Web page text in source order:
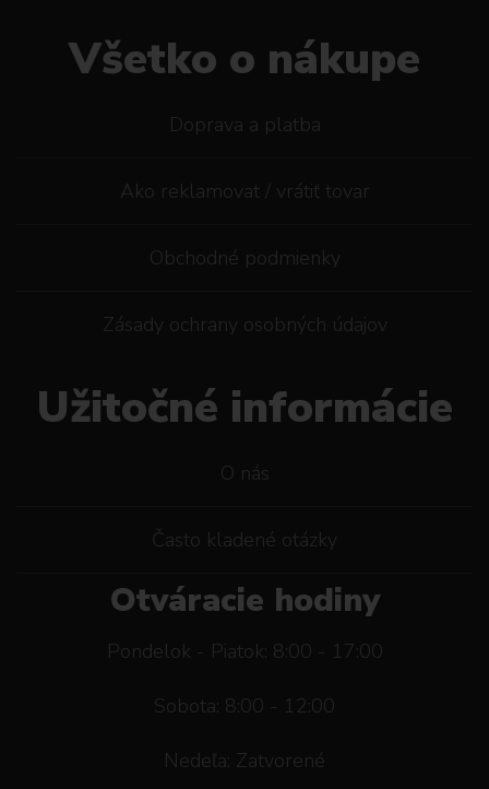
Všetko o nákupe
Doprava a platba
Ako reklamovat / vrátiť tovar
Obchodné podmienky
Zásady ochrany osobných údajov
Užitočné informácie
O nás
Často kladené otázky
Otváracie hodiny
Pondelok - Piatok: 8:00 - 17:00
Sobota: 8:00 - 12:00
Nedeľa: Zatvorené